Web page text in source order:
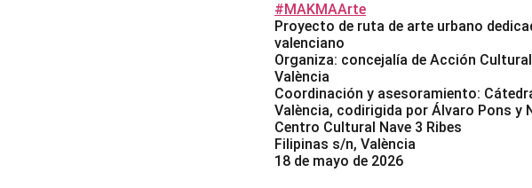
#MAKMAArte
Proyecto de ruta de arte urbano
valenciano
Organiza: concejalía de Acción
València
Coordinación y asesoramiento:
València, codirigida por Álvaro Pons y
Centro Cultural Nave 3 Ribes
Filipinas s/n, València
18 de mayo de 2026